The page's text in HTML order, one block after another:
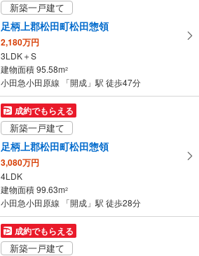
新築一戸建て
足柄上郡松田町松田惣領
2,180万円
3LDK＋S
建物面積 95.58m2
小田急小田原線 「開成」駅 徒歩47分
成約でもらえる
新築一戸建て
足柄上郡松田町松田惣領
3,080万円
4LDK
建物面積 99.63m2
小田急小田原線 「開成」駅 徒歩28分
成約でもらえる
新築一戸建て